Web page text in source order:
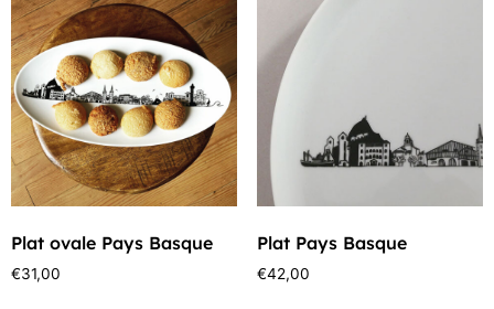
Plat ovale Pays Basque
€31,00
Plat Pays Basque
€42,00